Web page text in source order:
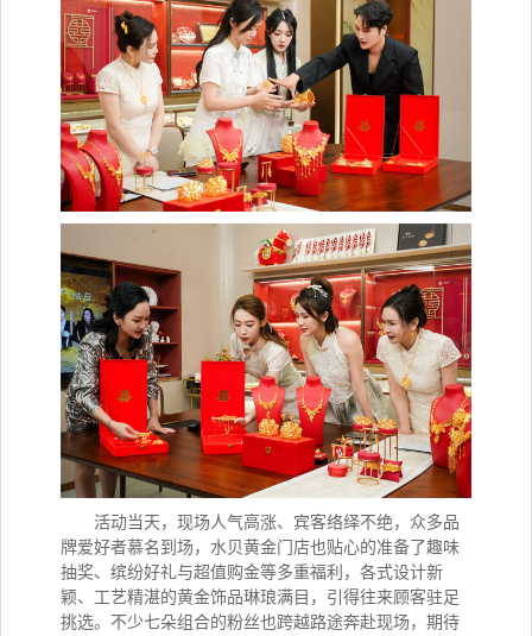
活动当天， 现场人气高涨、宾客络绎不绝，众多品
牌爱好者慕名到场 ， 水贝黄金门店也贴心的准备了趣味
抽奖、缤纷好礼与超值购金等多重福利，各式设计新
颖、工艺精湛的黄金饰品琳琅满目，引得往来顾客驻足
挑选。不少七朵组合的粉丝也跨越路途奔赴现场，期待